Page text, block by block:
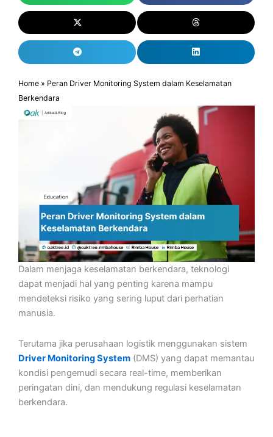
Home » Peran Driver Monitoring System dalam Keselamatan
Berkendara
Dalam menjaga keselamatan berkendara, teknologi
dapat menjadi hal yang penting karena mampu
mendeteksi risiko yang sering luput dari perhatian
manusia.
Terutama jika perusahaan logistik menggunakan sistem
Driver Monitoring System (DMS) yang dapat memantau
kondisi pengemudi secara real-time, memberikan
peringatan dini, dan mendukung regulasi keselamatan
berkendara.